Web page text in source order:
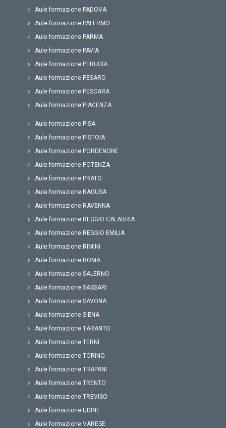
Aule formazione PADOVA
Aule formazione PALERMO
Aule formazione PARMA
Aule formazione PAVIA
Aule formazione PERUGIA
Aule formazione PESARO
Aule formazione PESCARA
Aule formazione PIACENZA
Aule formazione PISA
Aule formazione PISTOIA
Aule formazione PORDENONE
Aule formazione POTENZA
Aule formazione PRATO
Aule formazione RAGUSA
Aule formazione RAVENNA
Aule formazione REGGIO CALABRIA
Aule formazione REGGIO EMILIA
Aule formazione RIMINI
Aule formazione ROMA
Aule formazione SALERNO
Aule formazione SASSARI
Aule formazione SAVONA
Aule formazione SIENA
Aule formazione TARANTO
Aule formazione TERNI
Aule formazione TORINO
Aule formazione TRAPANI
Aule formazione TRENTO
Aule formazione TREVISO
Aule formazione UDINE
Aule formazione VARESE